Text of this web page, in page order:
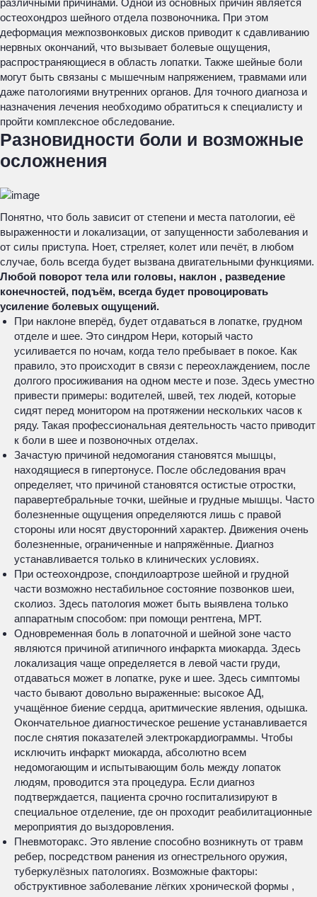
различными причинами. Одной из основных причин является
остеохондроз шейного отдела позвоночника. При этом
деформация межпозвонковых дисков приводит к сдавливанию
нервных окончаний, что вызывает болевые ощущения,
распространяющиеся в область лопатки. Также шейные боли
могут быть связаны с мышечным напряжением, травмами или
даже патологиями внутренних органов. Для точного диагноза и
назначения лечения необходимо обратиться к специалисту и
пройти комплексное обследование.
Разновидности боли и возможные
осложнения
Понятно, что боль зависит от степени и места патологии, её
выраженности и локализации, от запущенности заболевания и
от силы приступа. Ноет, стреляет, колет или печёт, в любом
случае, боль всегда будет вызвана двигательными функциями.
Любой поворот тела или головы, наклон , разведение
конечностей, подъём, всегда будет провоцировать
усиление болевых ощущений.
При наклоне вперёд, будет отдаваться в лопатке, грудном
отделе и шее. Это синдром Нери, который часто
усиливается по ночам, когда тело пребывает в покое. Как
правило, это происходит в связи с переохлаждением, после
долгого просиживания на одном месте и позе. Здесь уместно
привести примеры: водителей, швей, тех людей, которые
сидят перед монитором на протяжении нескольких часов к
ряду. Такая профессиональная деятельность часто приводит
к боли в шее и позвоночных отделах.
Зачастую причиной недомогания становятся мышцы,
находящиеся в гипертонусе. После обследования врач
определяет, что причиной становятся остистые отростки,
паравертебральные точки, шейные и грудные мышцы. Часто
болезненные ощущения определяются лишь с правой
стороны или носят двусторонний характер. Движения очень
болезненные, ограниченные и напряжённые. Диагноз
устанавливается только в клинических условиях.
При остеохондрозе, спондилоартрозе шейной и грудной
части возможно нестабильное состояние позвонков шеи,
сколиоз. Здесь патология может быть выявлена только
аппаратным способом: при помощи рентгена, МРТ.
Одновременная боль в лопаточной и шейной зоне часто
являются причиной атипичного инфаркта миокарда. Здесь
локализация чаще определяется в левой части груди,
отдаваться может в лопатке, руке и шее. Здесь симптомы
часто бывают довольно выраженные: высокое АД,
учащённое биение сердца, аритмические явления, одышка.
Окончательное диагностическое решение устанавливается
после снятия показателей электрокардиограммы. Чтобы
исключить инфаркт миокарда, абсолютно всем
недомогающим и испытывающим боль между лопаток
людям, проводится эта процедура. Если диагноз
подтверждается, пациента срочно госпитализируют в
специальное отделение, где он проходит реабилитационные
мероприятия до выздоровления.
Пневмоторакс. Это явление способно возникнуть от травм
ребер, посредством ранения из огнестрельного оружия,
туберкулёзных патологиях. Возможные факторы:
обструктивное заболевание лёгких хронической формы ,